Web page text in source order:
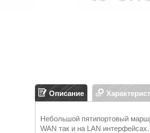
Описание
Небольшой пятипортовый
WAN так и на LAN интерфейсах.